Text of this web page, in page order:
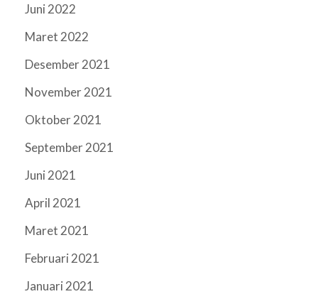
Juni 2022
Maret 2022
Desember 2021
November 2021
Oktober 2021
September 2021
Juni 2021
April 2021
Maret 2021
Februari 2021
Januari 2021